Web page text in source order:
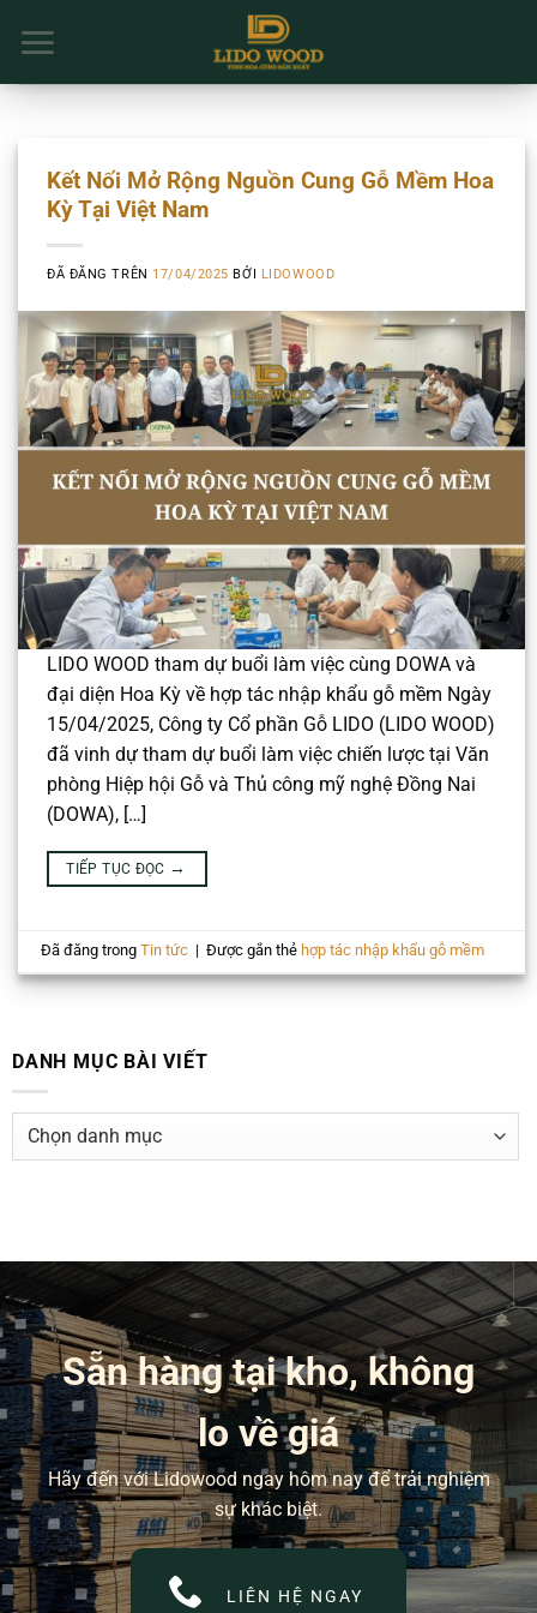
đến
Kết Nối Mở Rộng Nguồn Cung Gỗ Mềm Hoa
Kỳ Tại Việt Nam
ĐÃ ĐĂNG TRÊN 17/04/2025 BỞI LIDOWOOD
LIDO WOOD tham dự buổi làm việc cùng DOWA và
đại diện Hoa Kỳ về hợp tác nhập khẩu gỗ mềm Ngày
15/04/2025, Công ty Cổ phần Gỗ LIDO (LIDO WOOD)
đã vinh dự tham dự buổi làm việc chiến lược tại Văn
phòng Hiệp hội Gỗ và Thủ công mỹ nghệ Đồng Nai
(DOWA), […]
TIẾP TỤC ĐỌC →
Đã đăng trongTin tức | Được gắn thẻ hợp tác nhập khẩu gỗ mềm
DANH MỤC BÀI VIẾT
DANH
Sẵn hàng tại kho, không
lo về giá
Hãy đến với Lidowood ngay hôm nay để trải nghiệm
sự khác biệt.
LIÊN HỆ NGAY